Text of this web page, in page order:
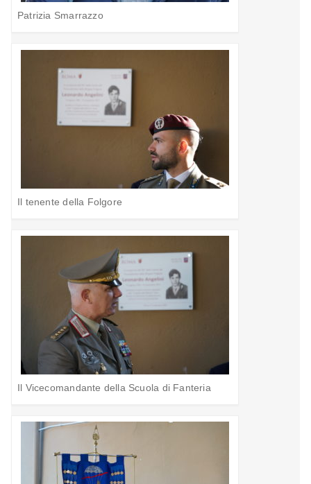
Patrizia Smarrazzo
Il tenente della Folgore
Il Vicecomandante della Scuola di Fanteria